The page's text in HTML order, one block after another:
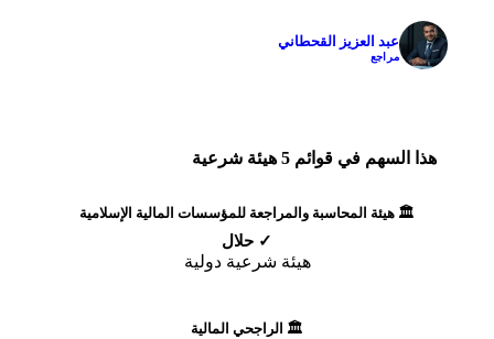
عبد العزيز القحطاني
مراجع
هذا السهم في قوائم 5 هيئة شرعية
🏛️ هيئة المحاسبة والمراجعة للمؤسسات المالية الإسلامية
✓ حلال
هيئة شرعية دولية
🏛️ الراجحي المالية